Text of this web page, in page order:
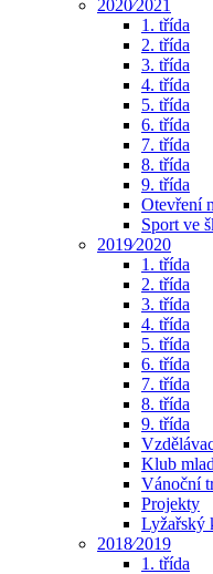
2020⁄2021
1. třída
2. třída
3. třída
4. třída
5. třída
6. třída
7. třída
8. třída
9. třída
Otevření
Sport ve
2019⁄2020
1. třída
2. třída
3. třída
4. třída
5. třída
6. třída
7. třída
8. třída
9. třída
Klub
Vánoční
Projekty
Lyžařský
2018⁄2019
1. třída